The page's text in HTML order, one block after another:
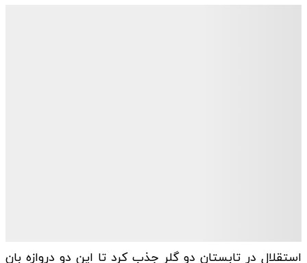
استقلال در تابستان دو گلر جذب کرد تا این دو دروازه بان